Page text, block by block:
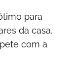
para
da casa.
com a